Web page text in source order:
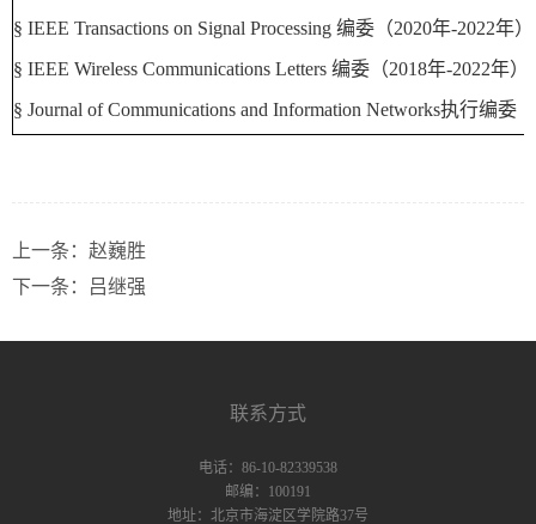
§ IEEE Transactions on Signal Processing 编委（2020年-2022年）
§ IEEE Wireless Communications Letters 编委（2018年-2022年）
§ Journal of Communications and Information Networks执行编委（
上一条： 赵巍胜
下一条：
吕继强
联系方式
电话：86-10-82339538
邮编：100191
地址：北京市海淀区学院路37号